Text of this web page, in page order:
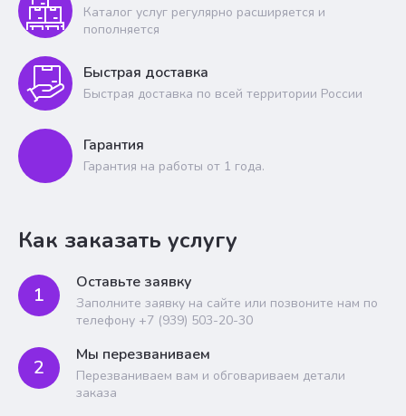
Каталог услуг регулярно расширяется и
пополняется
Быстрая доставка
Быстрая доставка по всей территории России
Гарантия
Гарантия на работы от 1 года.
Как заказать услугу
1
Оставьте заявку
Заполните заявку на сайте или позвоните нам по
телефону +7 (939) 503-20-30
2
Мы перезваниваем
Перезваниваем вам и обговариваем детали
заказа